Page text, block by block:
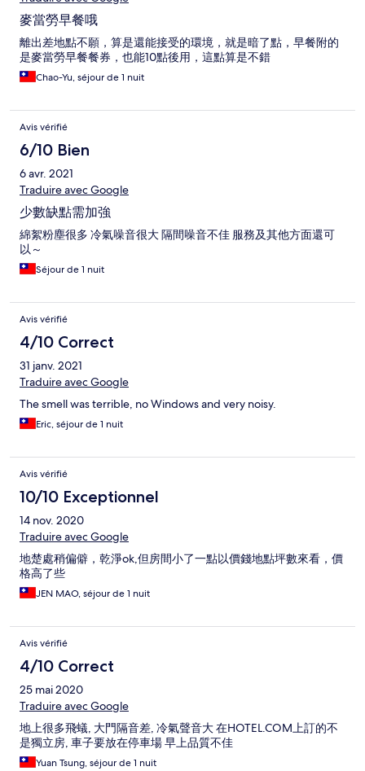
麥當勞早餐哦
離出差地點不願，算是還能接受的環境，就是暗了點，早餐附的
是麥當勞早餐餐券，也能10點後用，這點算是不錯
Chao-Yu, séjour de 1 nuit
Avis vérifié
6/10 Bien
6 avr. 2021
Traduire avec Google
少數缺點需加強
綿絮粉塵很多 冷氣噪音很大 隔間噪音不佳 服務及其他方面還可
以～
Séjour de 1 nuit
Avis vérifié
4/10 Correct
31 janv. 2021
Traduire avec Google
The smell was terrible, no Windows and very noisy.
Eric, séjour de 1 nuit
Avis vérifié
10/10 Exceptionnel
14 nov. 2020
Traduire avec Google
地楚處稍偏僻，乾淨ok,但房間小了一點以價錢地點坪數來看，價
格高了些
JEN MAO, séjour de 1 nuit
Avis vérifié
4/10 Correct
25 mai 2020
Traduire avec Google
地上很多飛蟻, 大門隔音差, 冷氣聲音大 在HOTEL.COM上訂的不
是獨立房, 車子要放在停車場 早上品質不佳
Yuan Tsung, séjour de 1 nuit